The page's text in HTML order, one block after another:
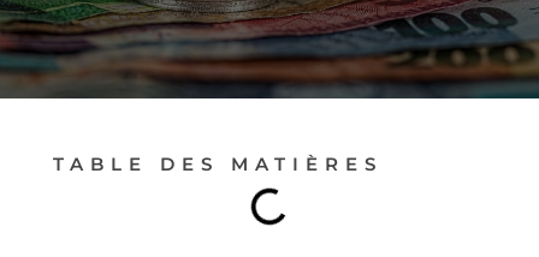
TABLE DES MATIÈRES